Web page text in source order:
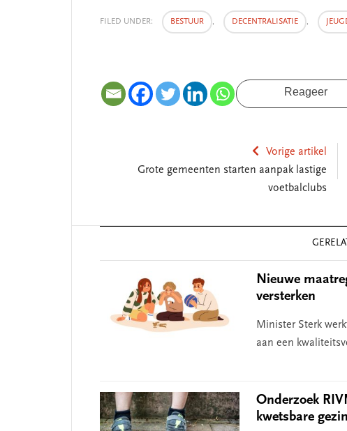
FILED UNDER: BESTUUR , DECENTRALISATIE ,
Reageer
Vorige artikel
Grote gemeenten starten aanpak lastige
voetbalclubs
Nieuwe
versterken
Minister Sterk
aan een
Onderzoek
kwetsbare